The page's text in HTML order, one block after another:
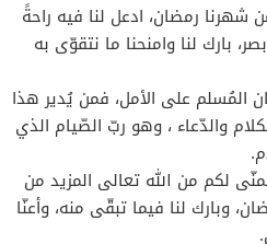
رمضان، ادعل لنا فيه راحةً
بارك لنا وامنحنا ما نتقوّى به
المُسلم على الأمل، فمن يُدير هذا
والدّعاء ، وهو ربّ الصّيام الذي
لكم من الله تعالى المزيد من
وبارك لنا فيما تبقّى منه، وأعنّا